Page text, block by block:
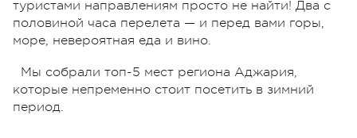
туристами направлениям просто не найти! Два с
половиной часа перелета — и перед вами горы,
море, невероятная еда и вино.
Мы собрали топ-5 мест региона Аджария,
которые непременно стоит посетить в зимний
период.